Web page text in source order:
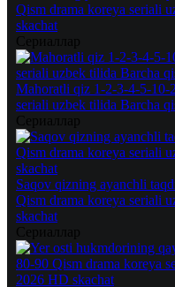
Qism drama koreya seriali
skachat
Mahoratli qiz 1-2-3-4-5-10-
seriali uzbek tilida Barcha
Saqov qizning ayanchli
Qism drama koreya seriali
skachat